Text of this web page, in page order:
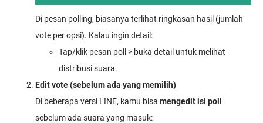
Di pesan polling, biasanya terlihat ringkasan hasil (jumlah
vote per opsi). Kalau ingin detail:
Tap/klik pesan poll > buka detail untuk melihat
distribusi suara.
Edit vote (sebelum ada yang memilih)
Di beberapa versi LINE, kamu bisa mengedit isi poll
sebelum ada suara yang masuk: